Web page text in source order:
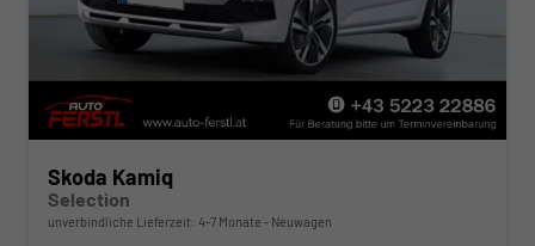
Skoda Kamiq
Selection
unverbindliche Lieferzeit: 4-7 Monate Neuwagen